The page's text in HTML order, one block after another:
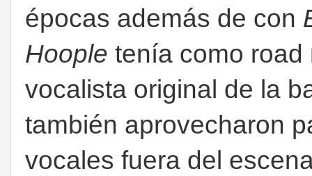
épocas además de con
Hoople tenía como road
vocalista original de la
también aprovecharon
vocales fuera del